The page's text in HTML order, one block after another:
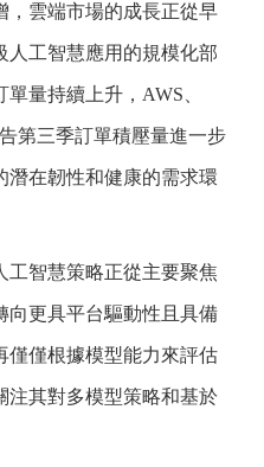
，雲端市場的成長正從早
人工智慧應用的規模化部
量持續上升，AWS、
第三季訂單積壓量進一步
潛在韌性和健康的需求環
工智慧策略正從主要聚焦
向更具平台驅動性且具備
僅僅根據模型能力來評估
注其對多模型策略和基於